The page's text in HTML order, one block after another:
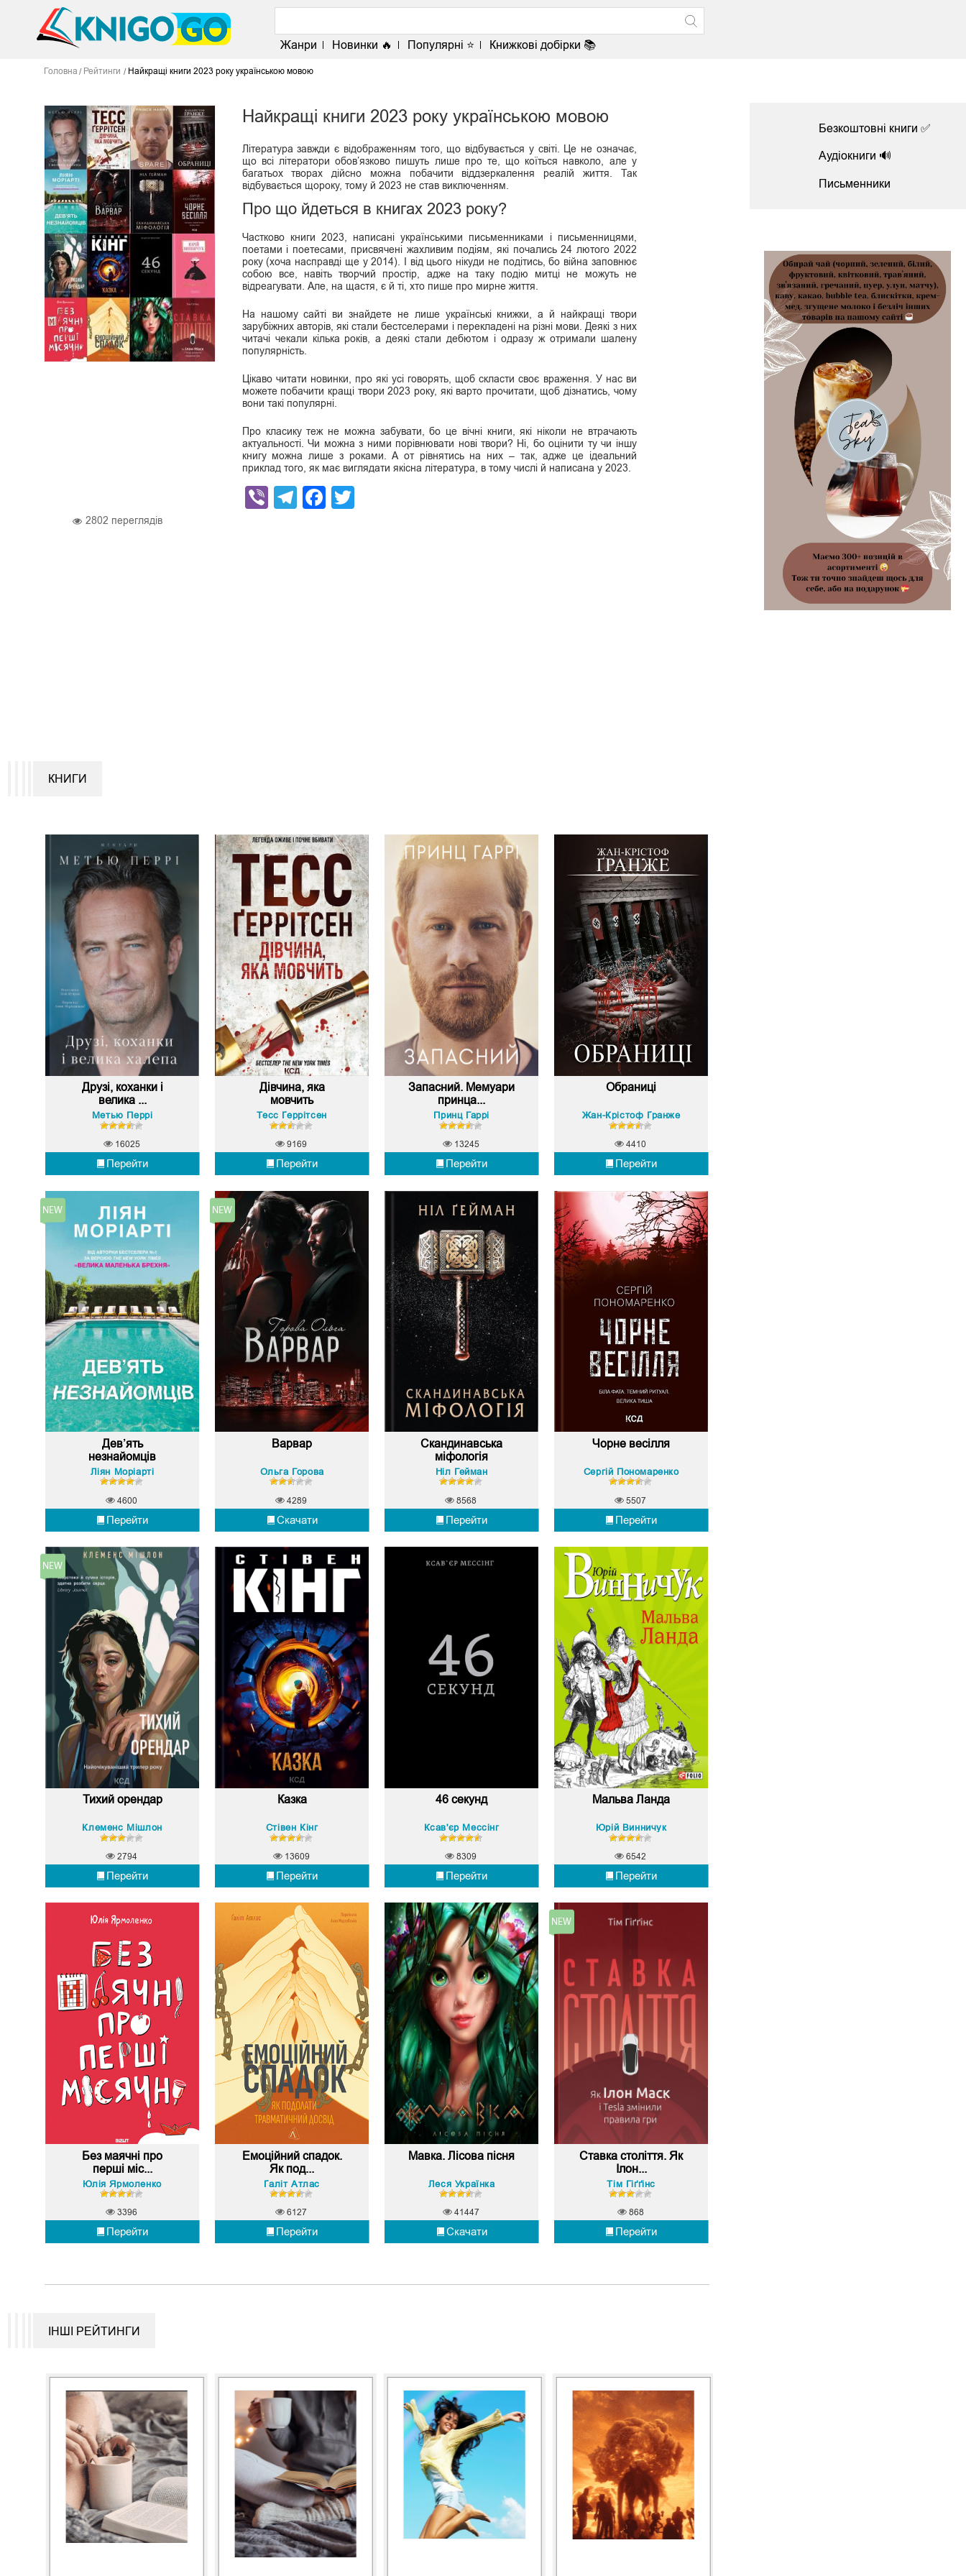
Жанри Новинки 🔥 Популярні ⭐ Книжкові добірки 📚
Головна Рейтинги Найкращі книги 2023 року українською мовою
Найкращі книги 2023 року українською мовою
Література завжди є відображенням того, що відбувається у світі. Це не означає,
що всі літератори обов’язково пишуть лише про те, що коїться навколо, але у
багатьох творах дійсно можна побачити віддзеркалення реалій життя. Так
відбувається щороку, тому й 2023 не став виключенням.
Про що йдеться в книгах 2023 року?
Частково книги 2023, написані українськими письменниками і письменницями,
поетами і поетесами, присвячені жахливим подіям, які почались 24 лютого 2022
року (хоча насправді ще у 2014). І від цього нікуди не подітись, бо війна заповнює
собою все, навіть творчий простір, адже на таку подію митці не можуть не
відреагувати. Але, на щастя, є й ті, хто пише про мирне життя.
На нашому сайті ви знайдете не лише українські книжки, а й найкращі твори
зарубіжних авторів, які стали бестселерами і перекладені на різні мови. Деякі з них
читачі чекали кілька років, а деякі стали дебютом і одразу ж отримали шалену
популярність.
Цікаво читати новинки, про які усі говорять, щоб скласти своє враження. У нас ви
можете побачити кращі твори 2023 року, які варто прочитати, щоб дізнатись, чому
вони такі популярні.
Про класику теж не можна забувати, бо це вічні книги, які ніколи не втрачають
актуальності. Чи можна з ними порівнювати нові твори? Ні, бо оцінити ту чи іншу
книгу можна лише з роками. А от рівнятись на них – так, адже це ідеальний
приклад того, як має виглядати якісна література, в тому числі й написана у 2023.
ViberTelegram
Facebook
2802 переглядів
КНИГИ
Друзі, коханки і
велика ...
Метью Перрі
Перейти
16025
Дівчина, яка
мовчить
Тесс Ґеррітсен
Перейти
9169
Запасний. Мемуари
принца...
Принц Гаррі
Перейти
13245
Обраниці
Жан-Крістоф Ґранже
Перейти
4410
Дев’ять
незнайомців
Ліян Моріарті
Перейти
4600
Варвар
Ольга Горова
Скачати
4289
Скандинавська
міфологія
Ніл Гейман
Перейти
8568
Чорне весілля
Сергій Пономаренко
Перейти
5507
Тихий орендар
Клеменс Мішлон
Перейти
2794
Казка
Стівен Кінг
Перейти
13609
46 секунд
Ксав'єр Мессінг
Перейти
8309
Мальва Ланда
Юрій Винничук
Перейти
6542
Без маячні про
перші міс...
Юлія Ярмоленко
Перейти
3396
Емоційний спадок.
Як под...
Ґаліт Атлас
Перейти
6127
Мавка. Лісова пісня
Леся Українка
Скачати
41447
Ставка століття. Як
Ілон...
Тім Гіґґінс
Перейти
868
ІНШІ РЕЙТИНГИ
Безкоштовні книги ✅
Аудіокниги 🔊
Письменники